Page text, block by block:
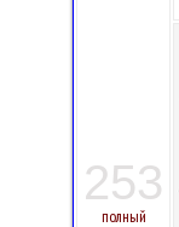
253
полный